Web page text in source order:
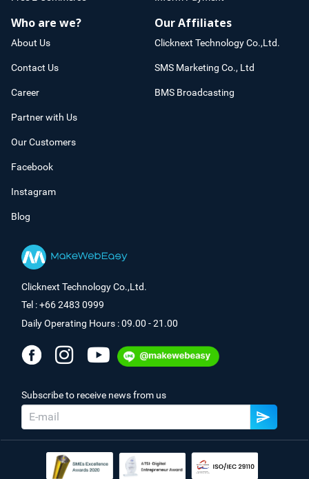
Who are we?
About Us
Contact Us
Career
Partner with Us
Our Customers
Facebook
Instagram
Blog
Our Affiliates
Clicknext Technology Co.,Ltd.
SMS Marketing Co., Ltd
BMS Broadcasting
Clicknext Technology Co.,Ltd.
Tel : +66 2483 0999
Daily Operating Hours : 09.00 - 21.00
Subscribe to receive news from us